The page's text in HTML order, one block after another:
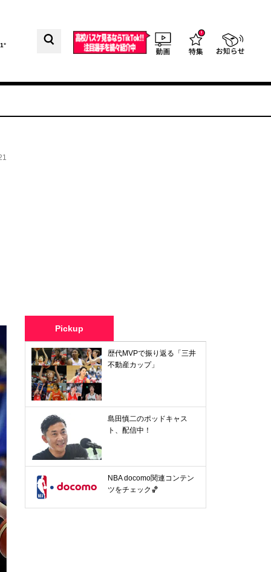
Pickup
歴代MVPで振り返る「三井
不動産カップ」
島田慎二のポッドキャス
ト、配信中！
NBA docomo関連コンテン
ツをチェック🏀